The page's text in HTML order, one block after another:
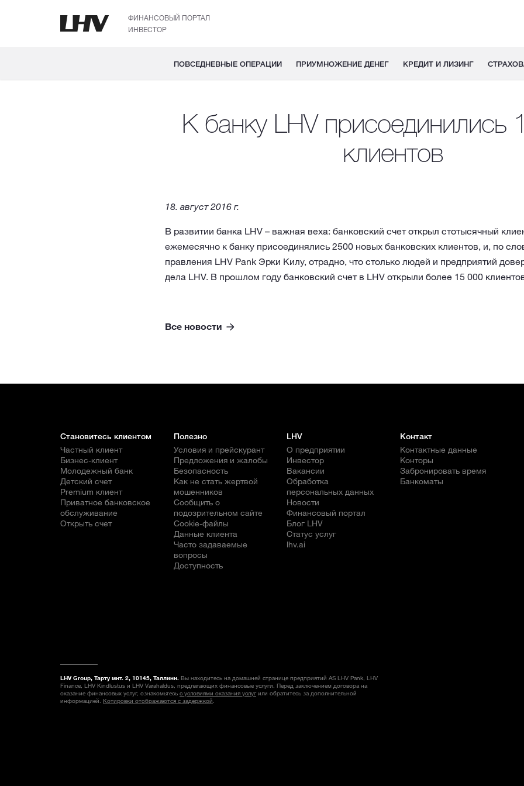
ФИНАНСОВЫЙ ПОРТАЛ
ИНВЕСТОР
ПОВСЕДНЕВНЫЕ ОПЕРАЦИИ ПРИУМНОЖЕНИЕ ДЕНЕГ КРЕДИТ И ЛИЗИНГ
К банку LHV присоединились
клиентов
18. август 2016 г.
В развитии банка LHV – важная веха: банковский счет открыл стотысячный
ежемесячно к банку присоединялись 2500 новых банковских клиентов, и, по
правления LHV Pank Эрки Килу, отрадно, что столько людей и предприятий
дела LHV. В прошлом году банковский счет в LHV открыли более 15 000
Все новости
Становитесь клиентом
Частный клиент
Бизнес-клиент
Молодежный банк
Детский счет
Premium клиент
Приватное банковское
обслуживание
Открыть счет
Полезно
Условия и прейскурант
Предложения и жалобы
Безопасность
Как не стать жертвой
мошенников
Сообщить о
подозрительном сайте
Cookie-файлы
Данные клиента
Часто задаваемые
вопросы
Доступность
LHV
О предприятии
Инвестор
Вакансии
Обработка
персональных данных
Новости
Финансовый портал
Блог LHV
Статус услуг
lhv.ai
Контакт
Контактные данные
Конторы
Забронировать время
Банкоматы
LHV Group, Тарту мнт. 2, 10145, Таллинн. Вы находитесь на домашней странице предприятий AS LHV Pank, LHV
Finance, LHV Kindlustus и LHV Varahaldus, предлагающих финансовые услуги. Перед заключением договора на
оказание финансовых услуг, ознакомьтесь с условиями оказания услуг или обратитесь за дополнительной
информацией. Котировки отображаются с задержкой.